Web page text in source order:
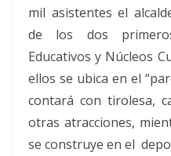
mil asistentes el
de los dos
Educativos y Núcleos
ellos se ubica en el
contará con tirolesa,
otras atracciones,
se construye en el